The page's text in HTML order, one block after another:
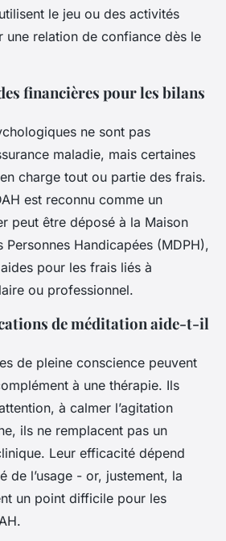
le jeu ou des activités
une relation de confiance dès le
financières pour les bilans
ne sont pas
maladie, mais certaines
charge tout ou partie des frais.
est reconnu comme un
peut être déposé à la Maison
Personnes Handicapées (MDPH),
pour les frais liés à
ou professionnel.
de méditation aide-t-il
de pleine conscience peuvent
à une thérapie. Ils
à calmer l’agitation
ils ne remplacent pas un
Leur efficacité dépend
de l’usage - or, justement, la
un point difficile pour les